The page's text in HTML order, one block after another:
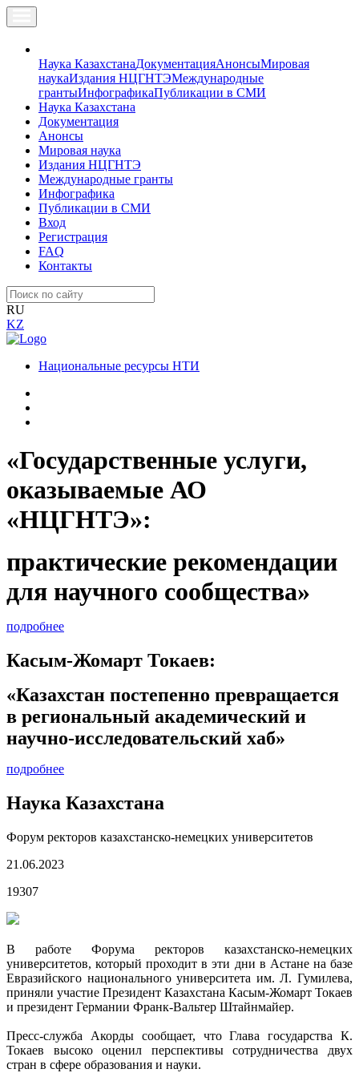
Наука КазахстанаДокументацияАнонсыМировая
наукаИздания НЦГНТЭМеждународные
грантыИнфографикаПубликации в СМИ
Наука Казахстана
Документация
Анонсы
Мировая наука
Издания НЦГНТЭ
Международные гранты
Инфографика
Публикации в СМИ
Вход
Регистрация
FAQ
Контакты
RU
KZ
Национальные ресурсы НТИ
«Государственные услуги,
оказываемые АО
«НЦГНТЭ»:
практические рекомендации
для научного сообщества»
подробнее
Касым-Жомарт Токаев:
«Казахстан постепенно превращается
в региональный академический и
научно-исследовательский хаб»
подробнее
Наука Казахстана
Форум ректоров казахстанско-немецких университетов
21.06.2023
19307
В работе Форума ректоров казахстанско-немецких
университетов, который проходит в эти дни в Астане на базе
Евразийского национального университета им. Л. Гумилева,
приняли участие Президент Казахстана Касым-Жомарт Токаев
и президент Германии Франк-Вальтер Штайнмайер.
Пресс-служба Акорды сообщает, что Глава государства К.
Токаев высоко оценил перспективы сотрудничества двух
стран в сфере образования и науки.